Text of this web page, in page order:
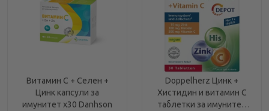
Витамин С + Селен +
Цинк капсули за
имунитет х30 Danhson
Doppelherz Цинк +
Хистидин и витамин С
таблетки за имунитет